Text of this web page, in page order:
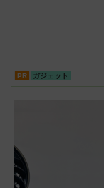
PR ガジェット